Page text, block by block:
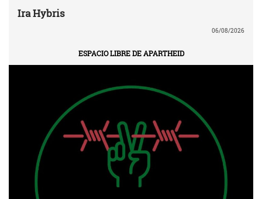
Ira Hybris
06/08/2026
ESPACIO LIBRE DE APARTHEID